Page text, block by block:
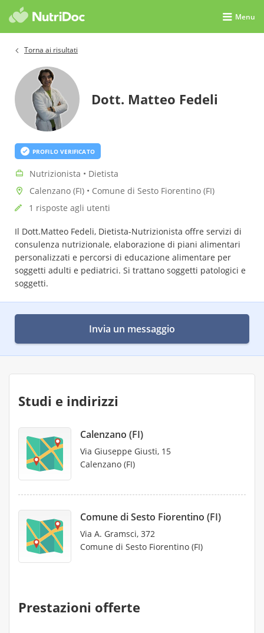
Menu
Torna ai risultati
Dott. Matteo Fedeli
PROFILO VERIFICATO
Nutrizionista • Dietista
Calenzano (FI) • Comune di Sesto Fiorentino (FI)
1 risposte agli utenti
Il Dott.Matteo Fedeli, Dietista-Nutrizionista offre servizi di
consulenza nutrizionale, elaborazione di piani alimentari
personalizzati e percorsi di educazione alimentare per
soggetti adulti e pediatrici. Si trattano soggetti patologici e
soggetti.
Invia un messaggio
Studi e indirizzi
Calenzano (FI)
Via Giuseppe Giusti, 15
Calenzano (FI)
Comune di Sesto Fiorentino (FI)
Via A. Gramsci, 372
Comune di Sesto Fiorentino (FI)
Prestazioni offerte